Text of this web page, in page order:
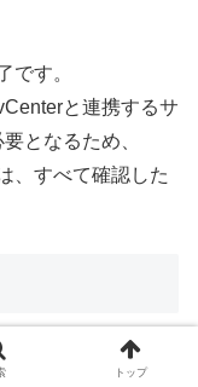
です。
と連携するサ
となるため、
、すべて確認した
ので、vCenterにあ
トップ